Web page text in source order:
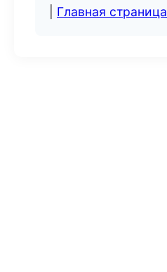
Главная страница